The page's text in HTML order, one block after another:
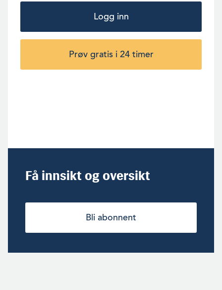
Logg inn
Prøv gratis i 24 timer
Få innsikt og oversikt
Bli abonnent